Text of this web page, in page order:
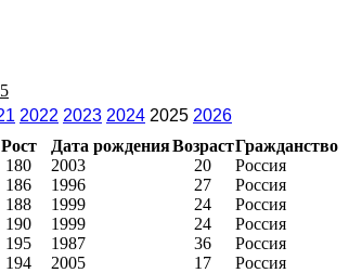
2022 2023 2024 2025 2026
Рост Дата рожденияВозрастГражданство
180 2003 20
Россия
186 1996 27
Россия
188 1999 24
Россия
190 1999 24
Россия
195 1987 36
Россия
194 2005 17
Россия